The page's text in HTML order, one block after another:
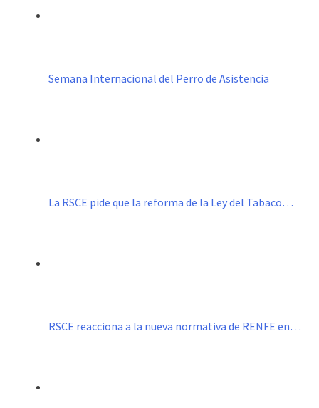
Semana Internacional del Perro de Asistencia
La RSCE pide que la reforma de la Ley del Tabaco…
RSCE reacciona a la nueva normativa de RENFE en…